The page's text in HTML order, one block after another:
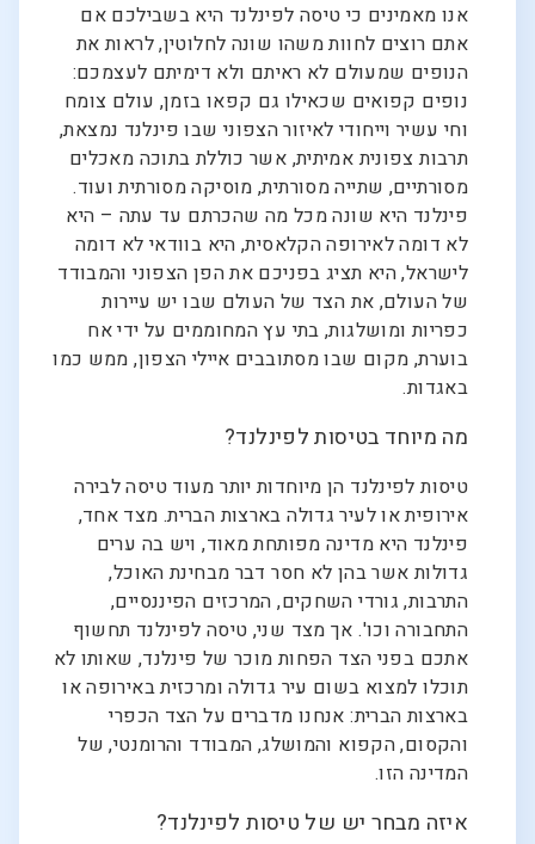
אנו מאמינים כי טיסה לפינלנד היא בשבילכם אם
אתם רוצים לחוות משהו שונה לחלוטין, לראות את
הנופים שמעולם לא ראיתם ולא דימיתם לעצמכם:
נופים קפואים שכאילו גם קפאו בזמן, עולם צומח
וחי עשיר וייחודי לאיזור הצפוני שבו פינלנד נמצאת,
תרבות צפונית אמיתית, אשר כוללת בתוכה מאכלים
מסורתיים, שתייה מסורתית, מוסיקה מסורתית ועוד.
פינלנד היא שונה מכל מה שהכרתם עד עתה – היא
לא דומה לאירופה הקלאסית, היא בוודאי לא דומה
לישראל, היא תציג בפניכם את הפן הצפוני והמבודד
של העולם, את הצד של העולם שבו יש עיירות
כפריות ומושלגות, בתי עץ המחוממים על ידי אח
בוערת, מקום שבו מסתובבים איילי הצפון, ממש כמו
באגדות.
מה מיוחד בטיסות לפינלנד?
טיסות לפינלנד הן מיוחדות יותר מעוד טיסה לבירה
אירופית או לעיר גדולה בארצות הברית. מצד אחד,
פינלנד היא מדינה מפותחת מאוד, ויש בה ערים
גדולות אשר בהן לא חסר דבר מבחינת האוכל,
התרבות, גורדי השחקים, המרכזים הפיננסיים,
התחבורה וכו'. אך מצד שני, טיסה לפינלנד תחשוף
אתכם בפני הצד הפחות מוכר של פינלנד, שאותו לא
תוכלו למצוא בשום עיר גדולה ומרכזית באירופה או
בארצות הברית: אנחנו מדברים על הצד הכפרי
והקסום, הקפוא והמושלג, המבודד והרומנטי, של
המדינה הזו.
איזה מבחר יש של טיסות לפינלנד?